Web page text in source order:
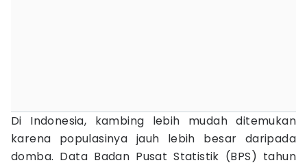
Di Indonesia, kambing lebih mudah ditemukan
karena populasinya jauh lebih besar daripada
domba. Data Badan Pusat Statistik (BPS) tahun